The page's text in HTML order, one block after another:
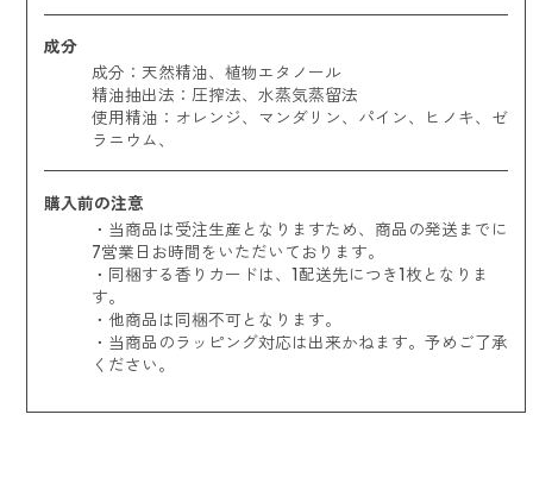
成分
成分：天然精油、植物エタノール
精油抽出法：圧搾法、水蒸気蒸留法
使用精油： オレンジ、マンダリン、パイン、ヒノキ、ゼ
ラニウム、
購入前の注意
・当商品は受注生産となりますため、商品の発送までに
7営業日お時間をいただいております。
・同梱する香りカードは、1配送先につき1枚となりま
す。
・他商品は同梱不可となります。
・当商品のラッピング対応は出来かねます。予めご了承
ください。